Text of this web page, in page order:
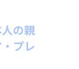
の親
プレ